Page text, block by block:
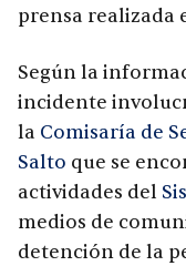
prensa realizada
Según la
incidente
la Comisaría de
Salto que se
actividades del
medios de
detención de la